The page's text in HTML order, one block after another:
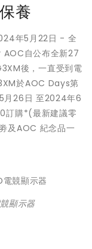
養
年5月22日 - 全
AOC自公布全新27
後，一直受到電
於AOC Days第
月26日 至2024年6
訂購*(最新建議零
及AOC 紀念品一
顯示器